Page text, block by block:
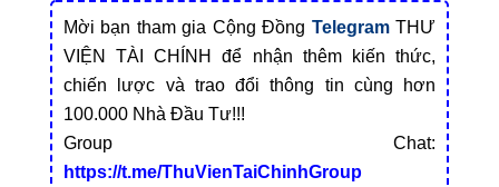
Mời bạn tham gia Cộng Đồng TelegramTHƯ
VIỆN TÀI CHÍNH để nhận thêm kiến thức,
chiến lược và trao đổi thông tin cùng hơn
100.000 Nhà Đầu Tư!!!
Group Chat:
https://t.me/ThuVienTaiChinhGroup